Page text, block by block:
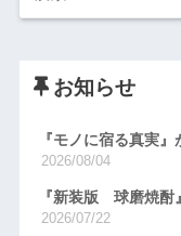
お知らせ
『モノに宿る真実
2026/08/04
『新装版 球磨焼酎
2026/07/22